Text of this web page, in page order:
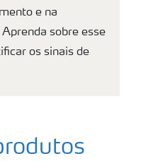
e na
sobre esse
os sinais de